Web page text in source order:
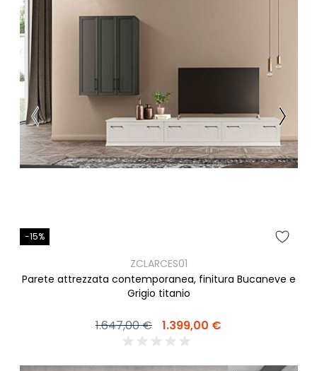
-15%
ZCLARCES01
Parete attrezzata contemporanea, finitura Bucaneve e
Grigio titanio
1.647,00 € 1.399,00 €